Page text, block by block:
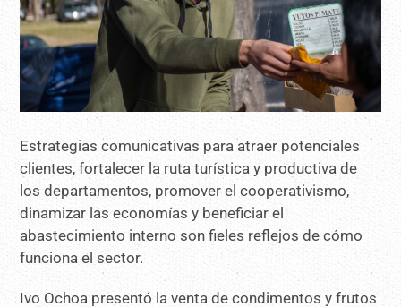
Estrategias comunicativas para atraer potenciales
clientes, fortalecer la ruta turística y productiva de
los departamentos, promover el cooperativismo,
dinamizar las economías y beneficiar el
abastecimiento interno son fieles reflejos de cómo
funciona el sector.
Ivo Ochoa presentó la venta de condimentos y frutos